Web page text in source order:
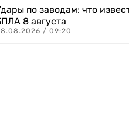
по заводам: что
8 августа
/ 09:20